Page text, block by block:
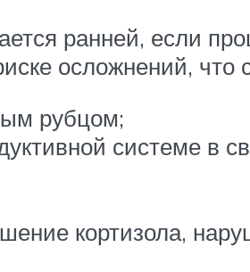
ранней, если
осложнений,
рубцом;
системе в
кортизола,